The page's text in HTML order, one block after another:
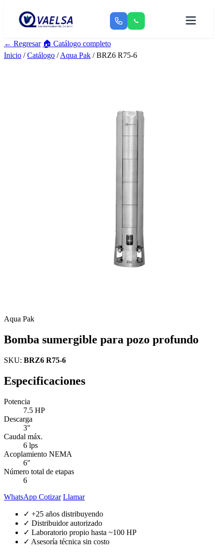
← Regresar 🏠 Catálogo completo
Inicio /Catálogo /Aqua Pak / BRZ6 R75-6
Aqua Pak
Bomba sumergible para pozo profundo
SKU: BRZ6 R75-6
Especificaciones
Potencia
7.5 HP
Descarga
3"
Caudal máx.
6 lps
Acoplamiento NEMA
6"
Número total de etapas
6
WhatsApp Cotizar Llamar
✓ +25 años distribuyendo
✓ Distribuidor autorizado
✓ Laboratorio propio hasta ~100 HP
✓ Asesoría técnica sin costo